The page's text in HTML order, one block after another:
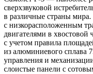
сверхзвуковой
в различные страны
с низкорасположенным
двигателями в хвостовой
с учетом правила
из алюминиевого сплава
управления и
слоистые панели с